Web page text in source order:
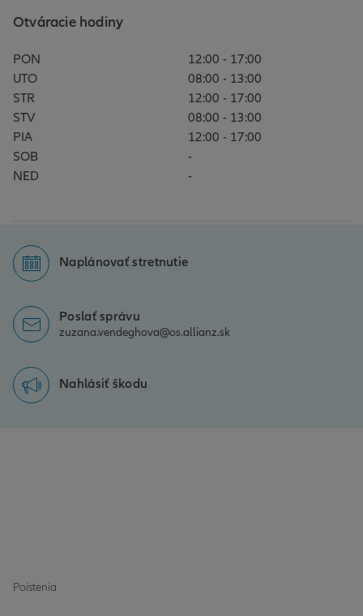
Otváracie hodiny
PON
12:00 - 17:00
UTO
08:00 - 13:00
STR
12:00 - 17:00
STV
08:00 - 13:00
PIA
12:00 - 17:00
SOB
-
NED
-
Naplánovať stretnutie
Poslať správu
zuzana.vendeghova@os.allianz.sk
Nahlásiť škodu
Poistenia